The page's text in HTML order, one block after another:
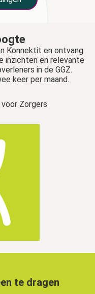
Konnektit en ontvang
inzichten en relevante
in de GGZ.
keer per maand.
Zorgers
te dragen